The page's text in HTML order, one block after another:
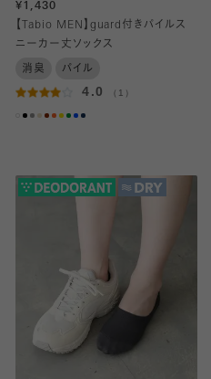
¥1,430
【Tabio MEN】guard付きパイルス
ニーカー丈ソックス
消臭 パイル
4.0 （1）